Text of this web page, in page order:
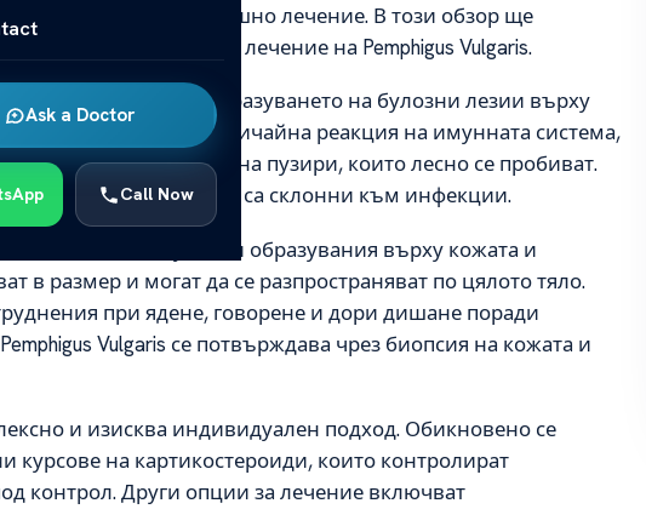
Ask a Doctor
Call Now
което изисква спешно лечение. В този обзор ще
и методите за лечение на Pemphigus Vulgaris.
се характеризира с образуването на булозни лезии върху
се дължи на необичайна реакция на имунната система,
води до образуването на пузири, които лесно се пробиват.
и наранявания, които са склонни към инфекции.
болезнени булозни образувания върху кожата и
в размер и могат да се разпространяват по цялото тяло.
при ядене, говорене и дори дишане поради
Vulgaris се потвърждава чрез биопсия на кожата и
и изисква индивидуален подход. Обикновено се
курсове на картикостероиди, които контролират
контрол. Други опции за лечение включват